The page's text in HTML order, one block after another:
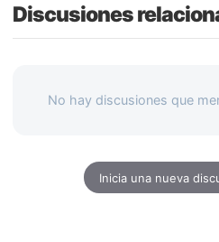
Discusiones
No hay discusiones que
Inicia una nueva